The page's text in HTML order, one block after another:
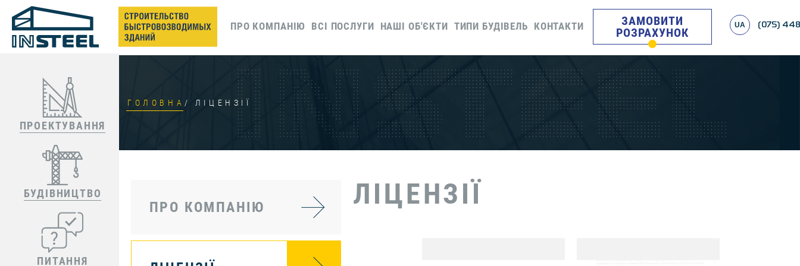
ПРО КОМПАНІЮ ВСІ ПОСЛУГИ НАШІ ОБ'ЄКТИ ТИПИ БУДІВЕЛЬ КОНТАКТИ
ЗАМОВИТИ
РОЗРАХУНОК
UA (075) 448
ПРОЕКТУВАННЯ
БУДІВНИЦТВО
ПИТАННЯ
ГОЛОВНА ЛІЦЕНЗІЇ
ПРО КОМПАНІЮ ЛІЦЕНЗІЇ